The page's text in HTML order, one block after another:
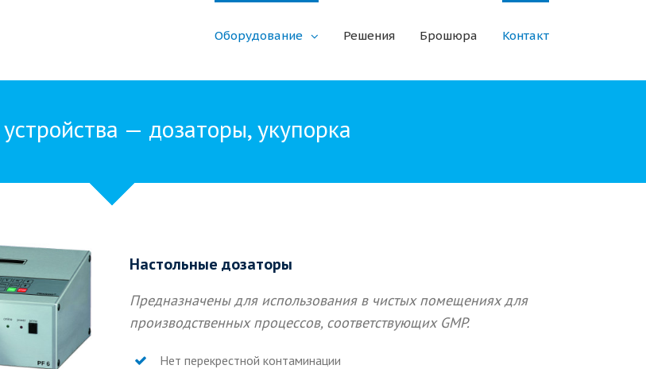
Оборудование Решения Брошюра Контакт
— дозаторы, укупорка
Настольные дозаторы
Предназначены для использования в чистых помещениях для
производственных процессов, соответствующих GMP.
Нет перекрестной контаминации